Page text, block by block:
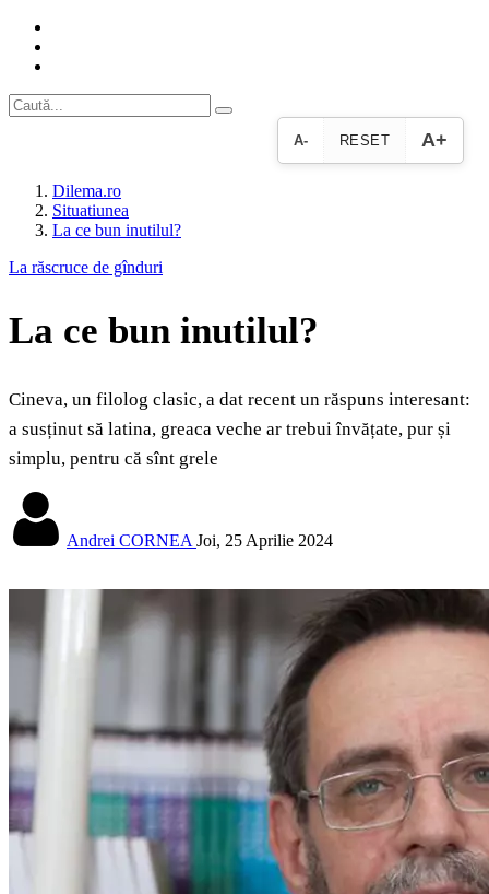
A- RESET A+
Dilema.ro
Situatiunea
La ce bun inutilul?
La răscruce de gînduri
La ce bun inutilul?
Cineva, un filolog clasic, a dat recent un răspuns interesant:
a susținut să latina, greaca veche ar trebui învățate, pur și
simplu, pentru că sînt grele
Andrei CORNEA Joi, 25 Aprilie 2024